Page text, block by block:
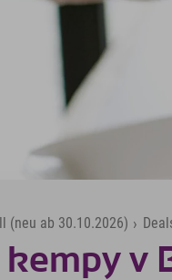
(neu ab 30.10.2026) ›
v